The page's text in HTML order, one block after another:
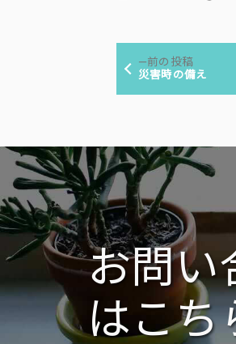
ゲ
ー
シ
ョ
ン
前の投稿前
の
災害時の備え
お問い
はこち